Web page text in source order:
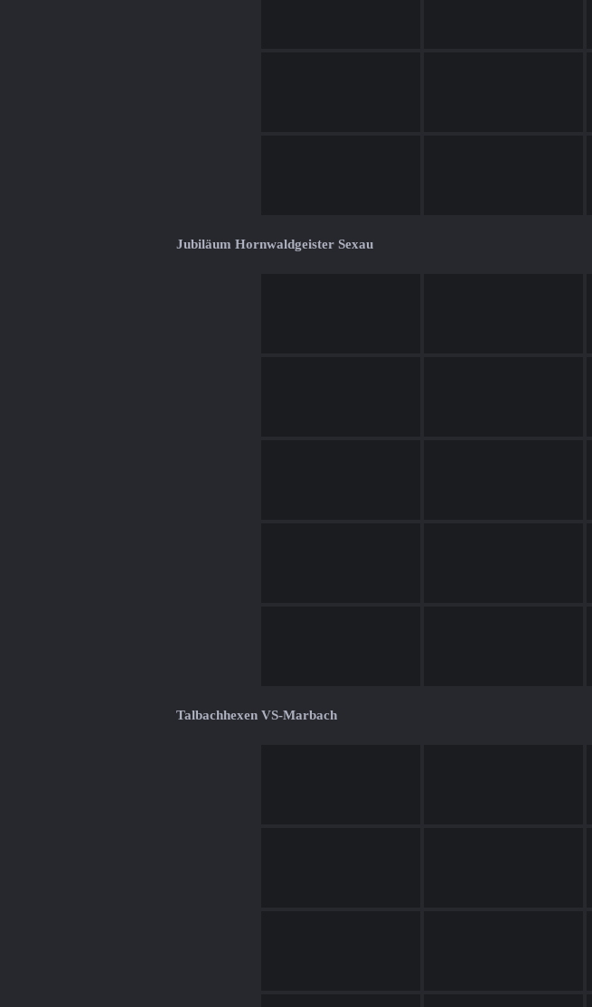
Jubiläum Hornwaldgeister Sexau
Talbachhexen VS-Marbach